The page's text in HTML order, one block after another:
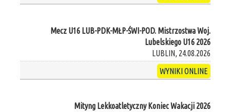
Mecz U16 LUB-PDK-MŁP-ŚWI-POD. Mistrzostwa Woj.
Lubelskiego U16 2026
LUBLIN, 24.08.2026
WYNIKI ONLINE
Mityng Lekkoatletyczny Koniec Wakacji 2026